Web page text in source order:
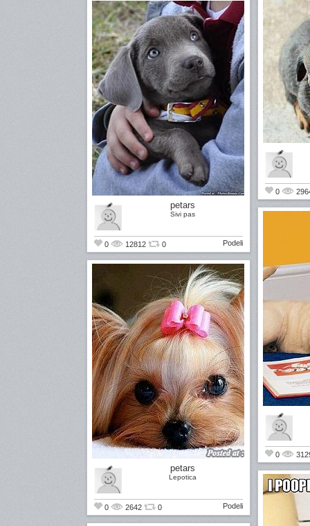
0
petars
Sivi pas
0 12812 0 Podeli
0
petars
Lepotica
0 2642 0 Podeli